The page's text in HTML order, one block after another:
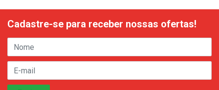
Cadastre-se para receber nossas ofertas!